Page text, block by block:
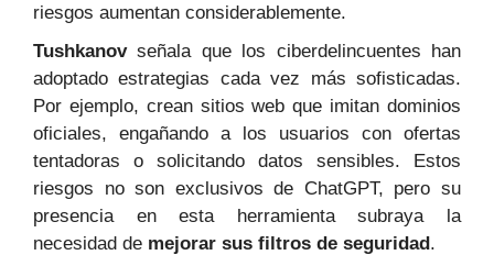
riesgos aumentan considerablemente.
Tushkanovseñala que los ciberdelincuentes han
adoptado estrategias cada vez más sofisticadas.
Por ejemplo, crean sitios web que imitan dominios
oficiales, engañando a los usuarios con ofertas
tentadoras o solicitando datos sensibles. Estos
riesgos no son exclusivos de ChatGPT, pero su
presencia en esta herramienta subraya la
necesidad de mejorar sus filtros de seguridad.